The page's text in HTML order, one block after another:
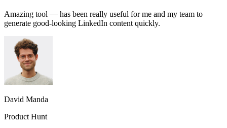
Amazing tool — has been really useful for me and my team to
generate good-looking LinkedIn content quickly.
David Manda
Product Hunt